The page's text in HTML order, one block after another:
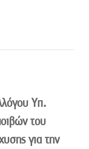
Υπ.
του
για την